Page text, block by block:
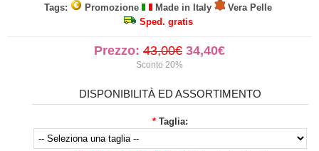
Tags:
Promozione Made in Italy
Vera Pelle
Sped. gratis
Prezzo: 43,00€ 34,40€
Sconto 20%
DISPONIBILITÀ ED ASSORTIMENTO
* Taglia: